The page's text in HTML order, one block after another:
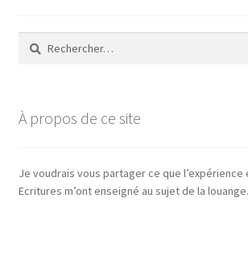
Rechercher :
À propos de ce site
Je voudrais vous partager ce que
Ecritures m’ont enseigné au sujet de la louange.